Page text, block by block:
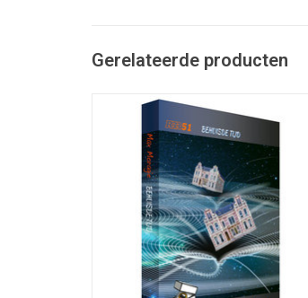
Gerelateerde producten
Behuisde tijd; Max Moragie; omslag &
illustraties Ingrid Heit; Rare Boekjes-reeks
51; ISBN 978-90-78499-45-9; 182 blz.; uitg.
St. Fantastische Vertellingen; NUR code
300
TOEVOEGEN AAN WINKELWAGEN